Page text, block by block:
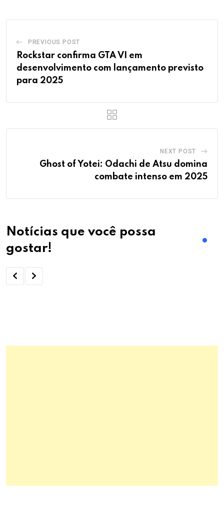
PREVIOUS POST
Rockstar confirma GTA VI em
desenvolvimento com lançamento previsto
para 2025
NEXT POST
Ghost of Yotei: Odachi de Atsu domina
combate intenso em 2025
Notícias que você possa
gostar!